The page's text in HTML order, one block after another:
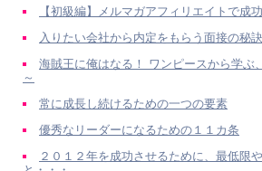
【初級編】メルマガアフィリエイトで成
入りたい会社から内定をもらう面接の秘訣
海賊王に俺はなる！ ワンピースから学ぶ
～
常に成長し続けるための一つの要素
優秀なリーダーになるための１１カ条
２０１２年を成功させるために、最低限